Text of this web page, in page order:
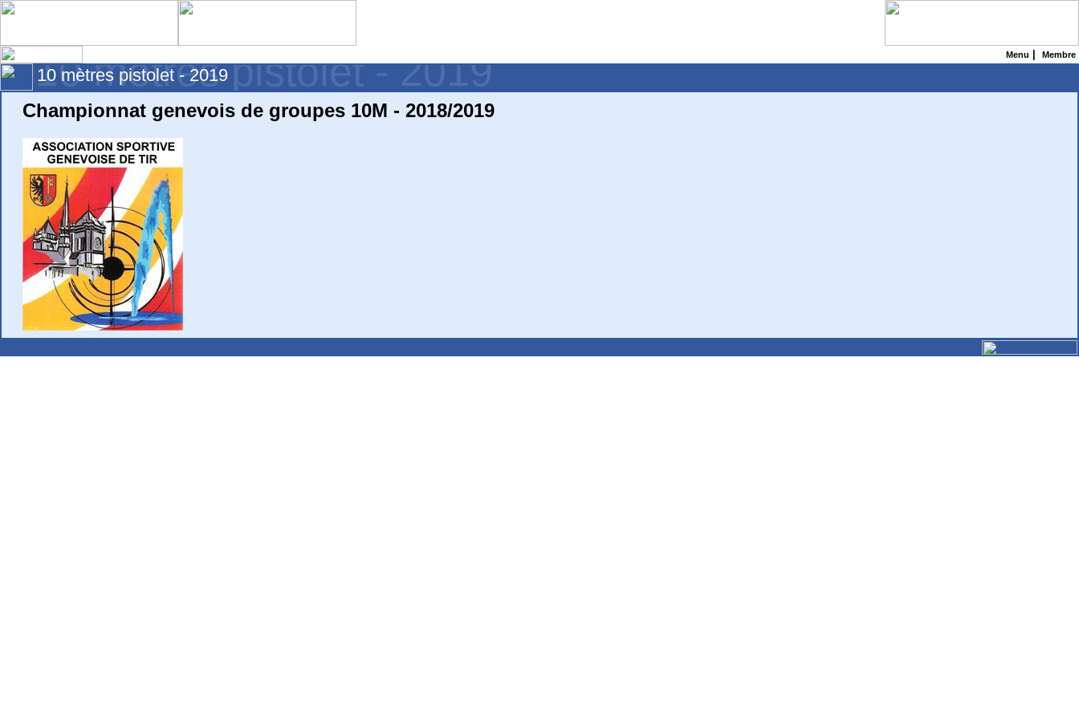
Menu Membre
10 mètres pistolet - 2019
10 mètres pistolet - 2019
Championnat genevois de groupes 10M - 2018/2019